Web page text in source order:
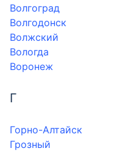
Волгоград
Волгодонск
Волжский
Вологда
Воронеж
Г
Горно-Алтайск
Грозный